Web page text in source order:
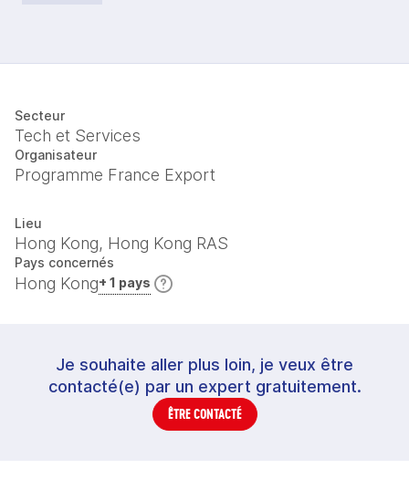
Secteur
Tech et Services
Organisateur
Programme France Export
Lieu
Hong Kong, Hong Kong RAS
Pays concernés
Hong Kong+ 1 pays
Je souhaite aller plus loin, je veux être
contacté(e) par un expert gratuitement.
ÊTRE CONTACTÉ